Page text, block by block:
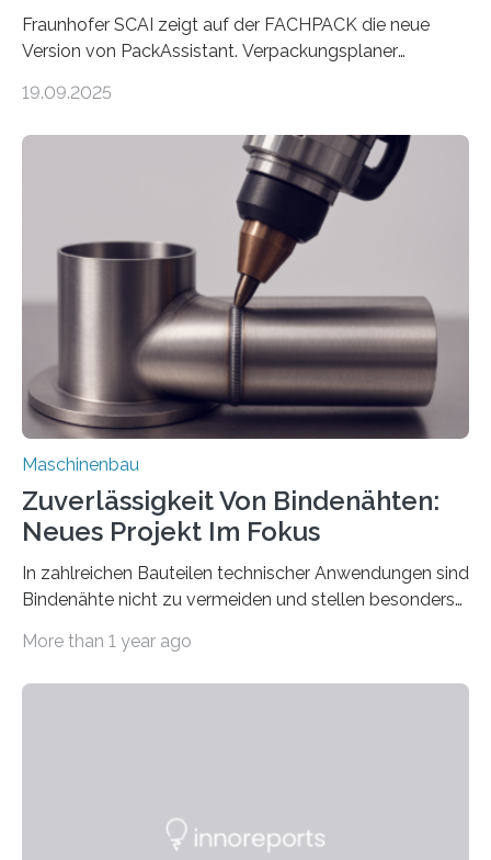
Fraunhofer SCAI zeigt auf der FACHPACK die neue
Version von PackAssistant. Verpackungsplaner
Automobil, Maschinenbau und in der Zulieferindustrie.
Teile als eine Einheit verpacken. Die Anordnung kann
der Benutzer vorgeben und erhält so mehr Kontrolle
über die Positionierung der Bauteile. Die ebenfalls neue
Automatisierungsschnittstelle dient dazu, die Software
besser in spezifische Unternehmensprozesse
einzubinden. Sankt Augustin – Zur Messe FACHPACK
vom 23. bis 25. September in Nürnberg…
19.09.2025
Maschinenbau
Zuverlässigkeit Von Bindenähten:
Neues Projekt Im Fokus
In zahlreichen Bauteilen technischer Anwendungen sind
Bindenähte nicht zu vermeiden und stellen besonders
Matrixmaterials eine große Herausforderung dar.
Durch den verstärkten Einsatz von Rezyklaten
More than 1 year ago